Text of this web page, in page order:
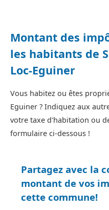
Montant des
les habitants de
Loc-Eguiner
Vous habitez ou êtes
Eguiner ? Indiquez aux
votre taxe d'habitation ou
formulaire ci-dessous !
Partagez avec la
montant de vos
cette commune!